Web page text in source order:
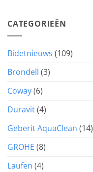
CATEGORIEËN
Bidetnieuws (109)
Brondell (3)
Coway(6)
Duravit(4)
Geberit AquaClean (14)
GROHE (8)
Laufen (4)